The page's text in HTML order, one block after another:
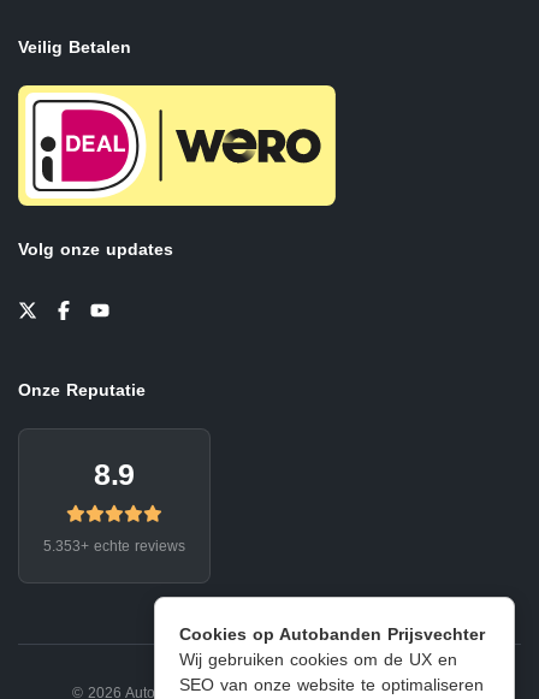
Cookies op Autobanden Prijsvechter
Wij gebruiken cookies om de UX en
SEO van onze website te optimaliseren
Veilig Betalen
Volg onze updates
Onze Reputatie
8.9
5.353+ echte reviews
© 2026 Autobanden Prijsvechter. Privacy | Voorwaarden